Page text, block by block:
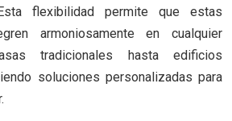
flexibilidad permite que estas
armoniosamente en cualquier
tradicionales hasta edificios
soluciones personalizadas para